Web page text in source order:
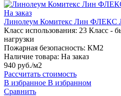
На заказ
Линолеум Комитекс Лин ФЛЕКС
Класс использования: 23 Класс -
нагрузки
Пожарная безопасность: КМ2
Наличие товара: На заказ
940 руб./м2
Рассчитать стоимость
В избранное В избранном
Сравнить